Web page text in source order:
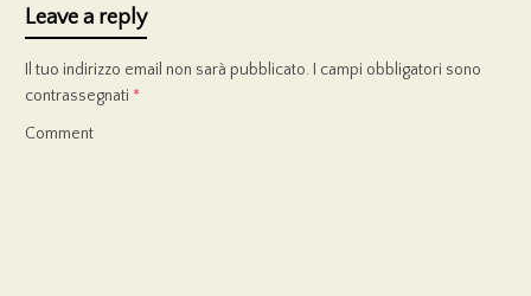
Leave a reply
Il tuo indirizzo email non sarà pubblicato.
I campi obbligatori sono
contrassegnati *
Comment